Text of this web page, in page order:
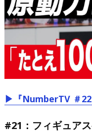
▶『NumberTV ＃22
#21：フィギュア